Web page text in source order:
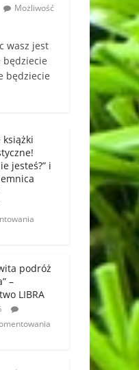
Możliwość
wasz jest
będziecie
będziecie
książki
jesteś?” i
podróż
–
LIBRA